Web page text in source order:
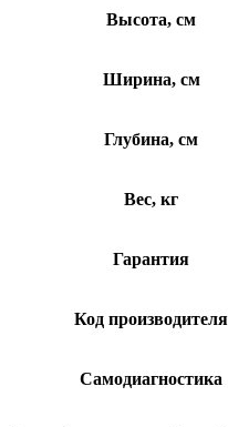
Высота, см
Ширина, см
Глубина, см
Вес, кг
Гарантия
Код производителя
Самодиагностика